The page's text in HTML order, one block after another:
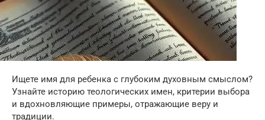
Ищете имя для ребенка с глубоким духовным смыслом?
Узнайте историю теологических имен, критерии выбора
и вдохновляющие примеры, отражающие веру и
традиции.